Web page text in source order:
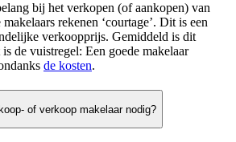
bij het verkopen (of aankopen) van
rekenen ‘courtage’. Dit is een
verkoopprijs. Gemiddeld is dit
de vuistregel: Een goede makelaar
de kosten.
of verkoop makelaar nodig?